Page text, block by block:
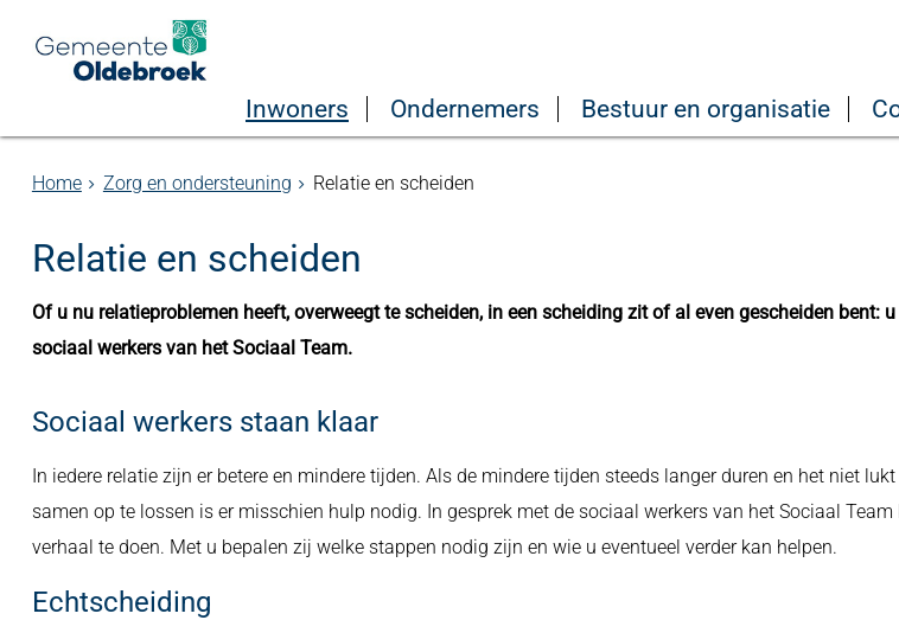
Inwoners Ondernemers Bestuur en organisatie
Home Zorg en ondersteuning Relatie en scheiden
Relatie en scheiden
Of u nu relatieproblemen heeft, overweegt te scheiden, in een scheiding zit of al even gescheiden bent:
sociaal werkers van het Sociaal Team.
Sociaal werkers staan klaar
In iedere relatie zijn er betere en mindere tijden. Als de mindere tijden steeds langer duren en het niet
samen op te lossen is er misschien hulp nodig. In gesprek met de sociaal werkers van het Sociaal
verhaal te doen. Met u bepalen zij welke stappen nodig zijn en wie u eventueel verder kan helpen.
Echtscheiding